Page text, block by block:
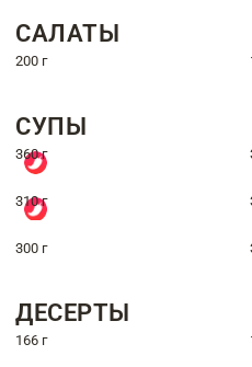
САЛАТЫ
200 г
СУПЫ
360 г
310 г
300 г
ДЕСЕРТЫ
166 г